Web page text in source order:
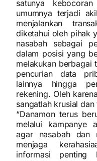
satunya
umumnya terjadi
menjalankan
diketahui oleh pihak
nasabah sebagai
dalam posisi yang
melakukan berbagai
pencurian data
lainnya hingga
rekening. Oleh
sangatlah krusial
“Danamon terus
melalui kampanye
agar nasabah dan
menjaga
informasi penting